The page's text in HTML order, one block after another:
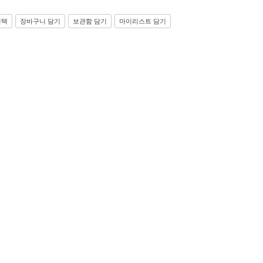
장바구니 담기 보관함 담기 마이리스트 담기